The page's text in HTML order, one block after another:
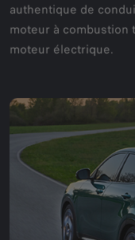
authentique de
moteur à combustion
moteur électrique.